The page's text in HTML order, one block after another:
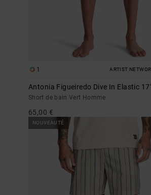
1 ARTIST
Antonia Figueiredo Dive In Elastic
Short de bain Vert Homme
65,00 €
NOUVEAUTÉ